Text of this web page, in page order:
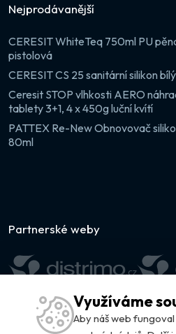
Nejprodávanější
CERESIT WhiteTeq 750ml PU
pistolová
CERESIT CS 25 sanitární silikon
Ceresit STOP vlhkosti AERO
tablety 3+1, 4 x 450g luční kvítí
PATTEX Re-New Obnovovač
80ml
Partnerské weby
Využíváme
Aby náš web